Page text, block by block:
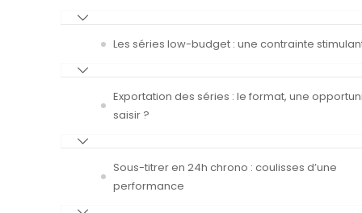
Les séries low-budget : une contrainte
Exportation des séries : le format, une
saisir ?
Sous-titrer en 24h chrono : coulisses d’une
performance